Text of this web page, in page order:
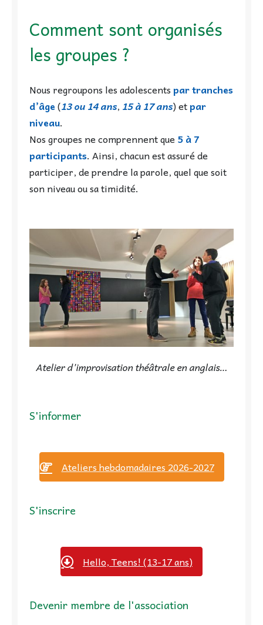
Comment sont organisés
les groupes ?
Nous regroupons les adolescentspar tranches
d’âge(13 ou 14 ans, 15 à 17 ans) etpar
niveau.
Nos groupes ne comprennent que 5 à 7
participants. Ainsi, chacun est assuré de
participer, de prendre la parole, quel que soit
son niveau ou sa timidité.
Atelier d'improvisation théâtrale en anglais…
S'informer
Ateliers hebdomadaires 2026-2027
S'inscrire
Hello, Teens! (13-17 ans)
Devenir membre de l'association